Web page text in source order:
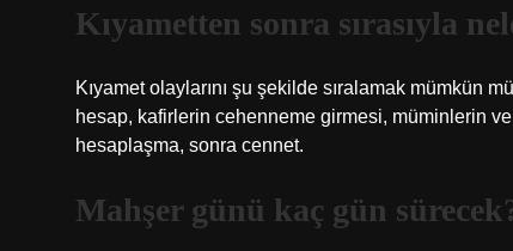
Kıyametten sonra sırasıyla
Kıyamet olaylarını şu şekilde sıralamak mümkün
hesap, kafirlerin cehenneme girmesi, müminlerin ve
hesaplaşma, sonra cennet.
Mahşer günü kaç gün